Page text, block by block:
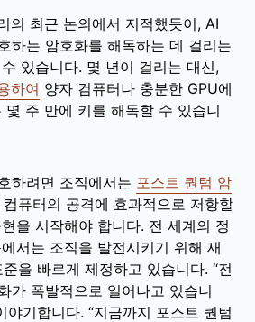
의 최근 논의에서 지적했듯이, AI
하는 암호화를 해독하는 데 걸리는
있습니다. 몇 년이 걸리는 대신,
하여 양자 컴퓨터나 충분한 GPU에
몇 주 만에 키를 해독할 수 있습니
하려면 조직에서는 포스트 퀀텀 암
퓨터의 공격에 효과적으로 저항할
을 시작해야 합니다. 전 세계의 정
서는 조직을 발전시키기 위해 새
을 빠르게 제정하고 있습니다. “전
가 폭발적으로 일어나고 있습니
야기합니다. “지금까지 포스트 퀀텀